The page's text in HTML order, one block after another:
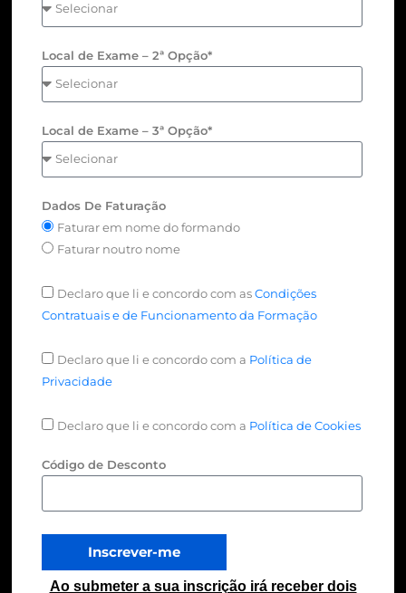
Local de Exame – 2ª Opção*
Local de Exame – 3ª Opção*
Dados De Faturação
Faturar em nome do formando
Faturar noutro nome
Declaro que li e concordo com asCondições
Contratuais e de Funcionamento da Formação
Declaro que li e concordo com a Política de
Privacidade
Declaro que li e concordo com a Política de Cookies
Código de Desconto
Inscrever-me
Ao submeter a sua inscrição irá receber dois